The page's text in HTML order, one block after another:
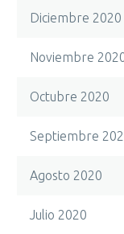
Diciembre 2020
Noviembre
Octubre 2020
Septiembre
Agosto 2020
Julio 2020